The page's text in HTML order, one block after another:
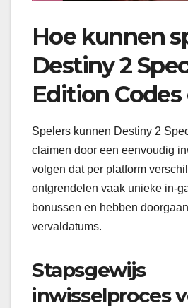
Hoe kunnen
Destiny 2
Edition
Spelers kunnen Destiny 2
claimen door een eenvoudig
volgen dat per platform
ontgrendelen vaak unieke in-
bonussen en hebben
vervaldatums.
Stapsgewijs
inwisselproces